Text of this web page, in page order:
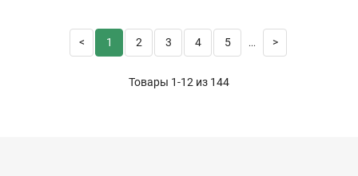
1 2 3 4 5 ...
Товары 1-12 из 144